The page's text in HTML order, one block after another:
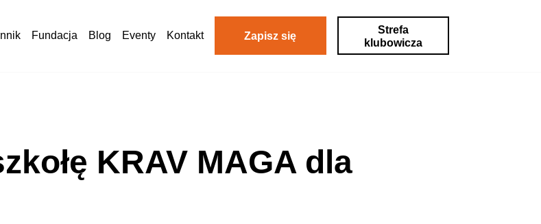
Fundacja Blog Eventy Kontakt Zapisz się
Strefa
klubowicza
KRAV MAGA dla